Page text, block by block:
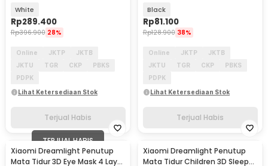
White
Rp289.400
Rp396.900 28%
Online JKTP
JKTB
JKTU
TGR CKP
PBKS
PDPK
Lihat Ketersediaan Stok
Terjual Habis
Black
Rp81.100
Rp128.900 38%
Online JKTP
JKTB
JKTU
TGR CKP
PBKS
PDPK
Lihat Ketersediaan Stok
Terjual Habis
TERJUAL HABIS
Xiaomi Dreamlight Penutup
Mata Tidur 3D Eye Mask 4 Layer
Xiaomi Dreamlight Penutup
Mata Tidur Children 3D Sleep